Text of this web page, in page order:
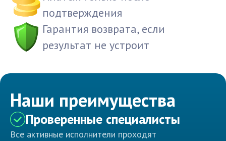
подтверждения
Гарантия возврата, если
результат не устроит
Наши преимущества
Проверенные специалисты
Все активные исполнители проходят